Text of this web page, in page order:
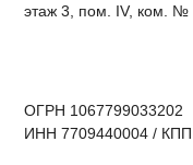
этаж 3, пом. IV, ком. №
ОГРН 1067799033202
ИНН 7709440004 / КПП